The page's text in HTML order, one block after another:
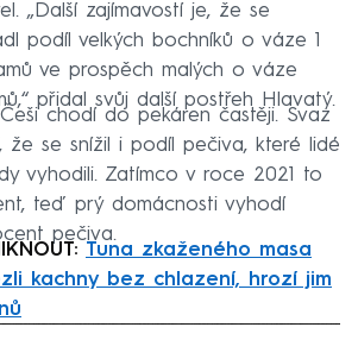
„Další zajímavostí je, že se
podíl velkých bochníků o váze 1
ve prospěch malých o váze
přidal svůj další postřeh Hlavatý.
chodí do pekáren častěji. Svaz
že se snížil i podíl pečiva, které lidé
vyhodili. Zatímco v roce 2021 to
teď prý domácnosti vyhodí
pečiva.
Tuna zkaženého masa
kachny bez chlazení, hrozí jim